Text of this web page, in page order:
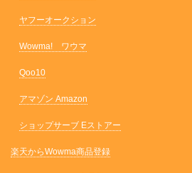
ヤフーオークション
Wowma! ワウマ
Qoo10
アマゾン Amazon
ショップサーブ Eストアー
楽天からWowma商品登録